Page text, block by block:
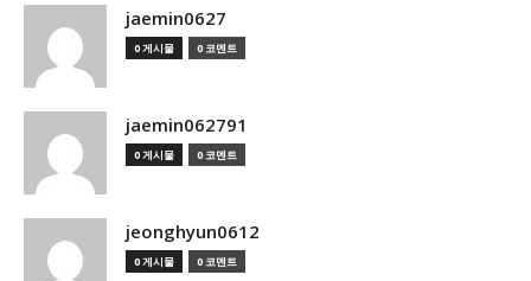
jaemin0627
0 게시물 0 코멘트
jaemin062791
0 게시물 0 코멘트
jeonghyun0612
0 게시물 0 코멘트